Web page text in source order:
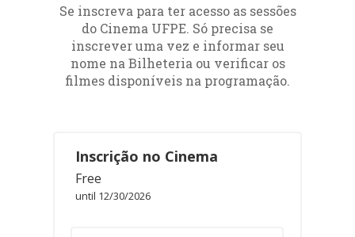
Se inscreva para ter acesso as sessões
do Cinema UFPE. Só precisa se
inscrever uma vez e informar seu
nome na Bilheteria ou verificar os
filmes disponíveis na programação.
Inscrição no Cinema
Free
until 12/30/2026